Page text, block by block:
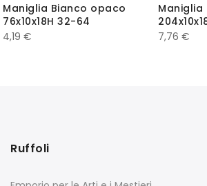
Maniglia Bianco opaco
76x10x18H 32-64
4,19 €
7,76 €
Ruffoli